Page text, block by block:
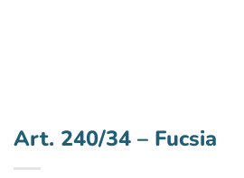
Art. 240/34 – Fucsia